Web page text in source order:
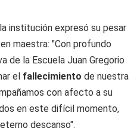
institución expresó su pesar
maestra: "Con profundo
de la Escuela Juan Gregorio
el fallecimiento de nuestra
con afecto a su
en este difícil momento,
descanso".